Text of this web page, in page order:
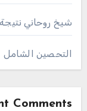
شيخ روحاني
التحصين
Comments